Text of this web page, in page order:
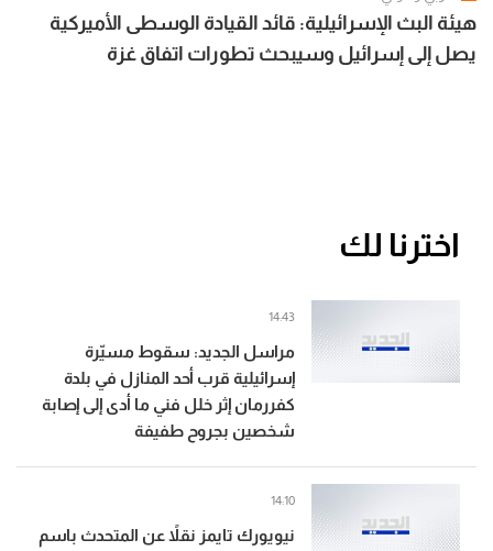
هيئة البث الإسرائيلية: قائد القيادة الوسطى الأميركية
يصل إلى إسرائيل وسيبحث تطورات اتفاق غزة
اخترنا لك
مراسل الجديد: سقوط مسيّرة
إسرائيلية قرب أحد المنازل في بلدة
كفررمان إثر خلل فني ما أدى إلى إصابة
شخصين بجروح طفيفة
14:43
نيويورك تايمز نقلاً عن المتحدث باسم
14:10